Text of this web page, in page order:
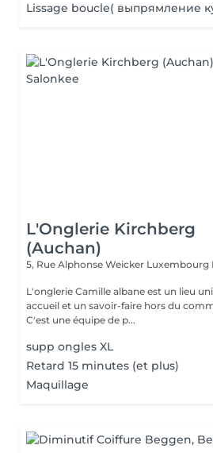
Lissage boucle( выпрямление
L'Onglerie Kirchberg
(Auchan)
5, Rue Alphonse Weicker Luxembourg
L'onglerie Camille albane est un lieu
accueil et un savoir-faire hors du
C'est une équipe de p...
supp ongles XL
Retard 15 minutes (et plus)
Maquillage